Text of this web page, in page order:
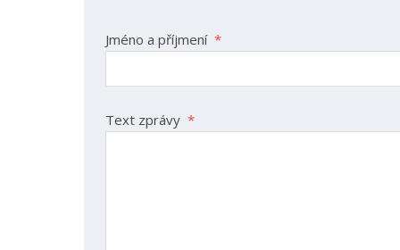
Jméno a příjmení *
Text zprávy *